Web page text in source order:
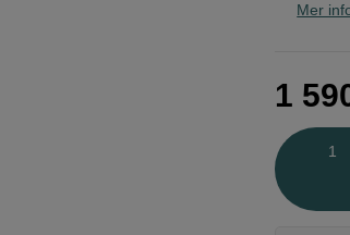
Mer
1